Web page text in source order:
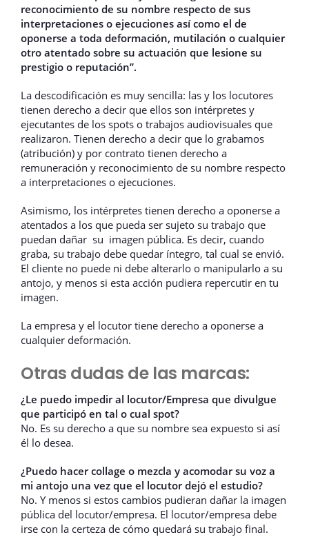
reconocimiento de su nombre respecto de sus
interpretaciones o ejecuciones así como el de
oponerse a toda deformación, mutilación o cualquier
otro atentado sobre su actuación que lesione su
prestigio o reputación”.
La descodificación es muy sencilla: las y los locutores
tienen derecho a decir que ellos son intérpretes y
ejecutantes de los spots o trabajos audiovisuales que
realizaron. Tienen derecho a decir que lo grabamos
(atribución) y por contrato tienen derecho a
remuneración y reconocimiento de su nombre respecto
a interpretaciones o ejecuciones.
Asimismo, los intérpretes tienen derecho a oponerse a
atentados a los que pueda ser sujeto su trabajo que
puedan dañar su imagen pública. Es decir, cuando
graba, su trabajo debe quedar íntegro, tal cual se envió.
El cliente no puede ni debe alterarlo o manipularlo a su
antojo, y menos si esta acción pudiera repercutir en tu
imagen.
La empresa y el locutor tiene derecho a oponerse a
cualquier deformación.
Otras dudas de las marcas:
¿Le puedo impedir al locutor/Empresa que divulgue
que participó en tal o cual spot?
No. Es su derecho a que su nombre sea expuesto si así
él lo desea.
¿Puedo hacer collage o mezcla y acomodar su voz a
mi antojo una vez que el locutor dejó el estudio?
No. Y menos si estos cambios pudieran dañar la imagen
pública del locutor/empresa. El locutor/empresa debe
irse con la certeza de cómo quedará su trabajo final.